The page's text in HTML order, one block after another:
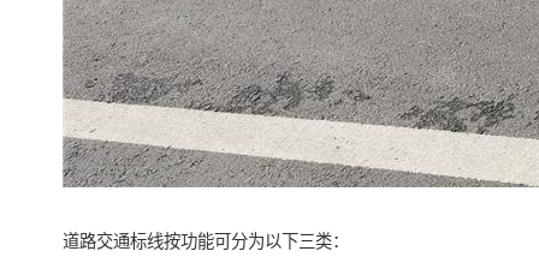
道路交通标线按功能可分为以下三类：